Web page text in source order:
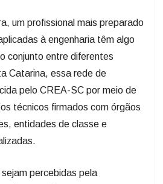
um profissional mais preparado
à engenharia têm algo
conjunto entre diferentes
Catarina, essa rede de
pelo CREA-SC por meio de
técnicos firmados com órgãos
entidades de classe e
percebidas pela